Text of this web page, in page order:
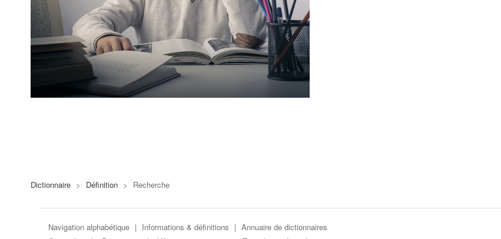
Dictionnaire > Définition > Recherche
Navigation alphabétique | Informations & définitions | Annuaire de dictionnaires